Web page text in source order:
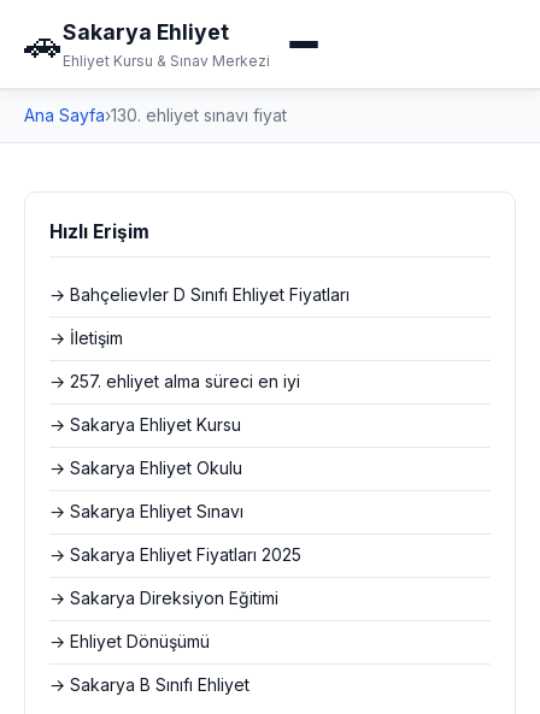
🚗Sakarya Ehliyet
Ehliyet Kursu & Sınav Merkezi
Ana Sayfa›130. ehliyet sınavı fiyat
Hızlı Erişim
→ Bahçelievler D Sınıfı Ehliyet Fiyatları
→ İletişim
→ 257. ehliyet alma süreci en iyi
→ Sakarya Ehliyet Kursu
→ Sakarya Ehliyet Okulu
→ Sakarya Ehliyet Sınavı
→ Sakarya Ehliyet Fiyatları 2025
→ Sakarya Direksiyon Eğitimi
→ Ehliyet Dönüşümü
→ Sakarya B Sınıfı Ehliyet